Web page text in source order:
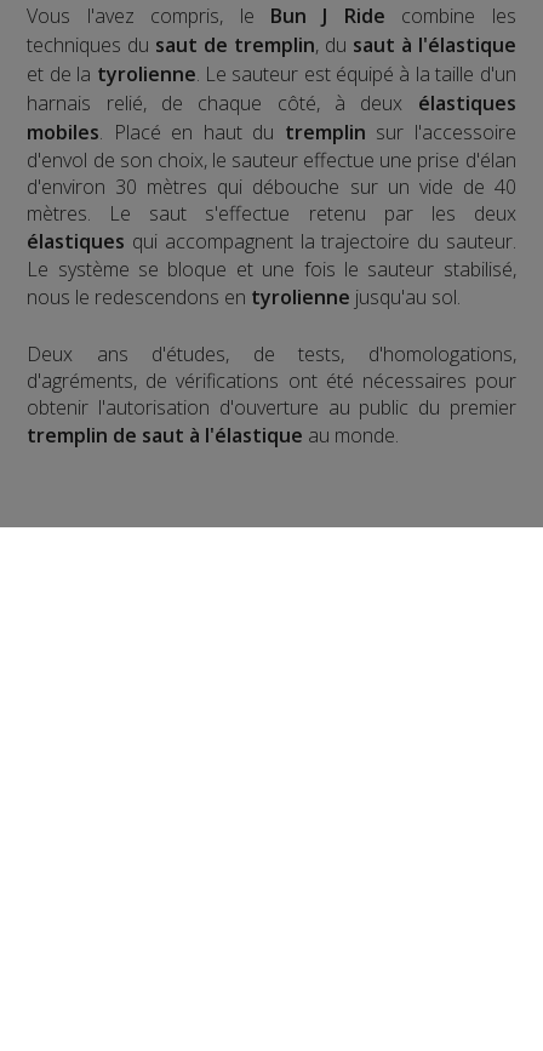
Vous l'avez compris, le Bun J Ride combine les
techniques du saut de tremplin, du saut à l'élastique
et de la tyrolienne. Le sauteur est équipé à la taille d'un
harnais relié, de chaque côté, à deux élastiques
mobiles. Placé en haut du tremplin sur l'accessoire
d'envol de son choix, le sauteur effectue une prise d'élan
d'environ 30 mètres qui débouche sur un vide de 40
mètres. Le saut s'effectue retenu par les deux
élastiques qui accompagnent la trajectoire du sauteur.
Le système se bloque et une fois le sauteur stabilisé,
nous le redescendons en tyrolienne jusqu'au sol.
​Deux ans d'études, de tests, d'homologations,
d'agréments, de vérifications ont été nécessaires pour
obtenir l'autorisation d'ouverture au public du premier
tremplin de saut à l'élastique au monde.